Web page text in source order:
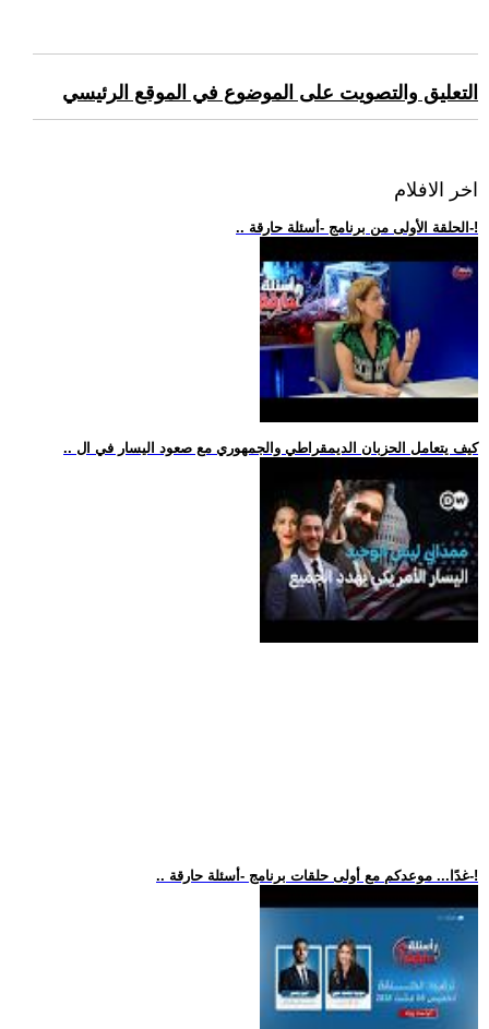
التعليق والتصويت على الموضوع في الموقع الرئيسي
اخر الافلام
.. الحلقة الأولى من برنامج -أسئلة حارقة-!
.. كيف يتعامل الحزبان الديمقراطي والجمهوري مع صعود اليسار في ال
.. غدًا... موعدكم مع أولى حلقات برنامج -أسئلة حارقة-!